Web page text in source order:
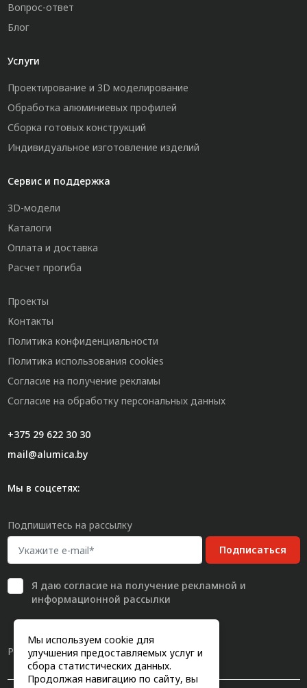
Мы используем cookie для
улучшения предоставляемых услуг и
сбора статистических данных.
Продолжая навигацию по сайту, вы
Вопрос-ответ
Блог
Услуги
Проектирование и 3D моделирование
Обработка алюминиевых профилей
Сборка готовых конструкций
Индивидуальное изготовление изделий
Сервис и поддержка
3D-модели
Каталоги
Оплата и доставка
Расчет прогиба
Проекты
Контакты
Политика конфиденциальности
Политика использования cookies
Согласие на получение рекламы
Согласие на обработку персональных данных
+375 29 622 30 30
mail@alumica.by
Мы в соцсетях:
Подпишитесь на рассылку
Подписаться
Я даю согласиена получение рекламной и
информационной рассылки
Разработка сайта